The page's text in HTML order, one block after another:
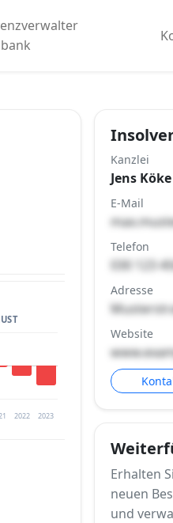
2022 2023
Kanzlei
Jens Köke
E-Mail
Telefon
030 123
Adresse
Website
Erhalten
neuen
und